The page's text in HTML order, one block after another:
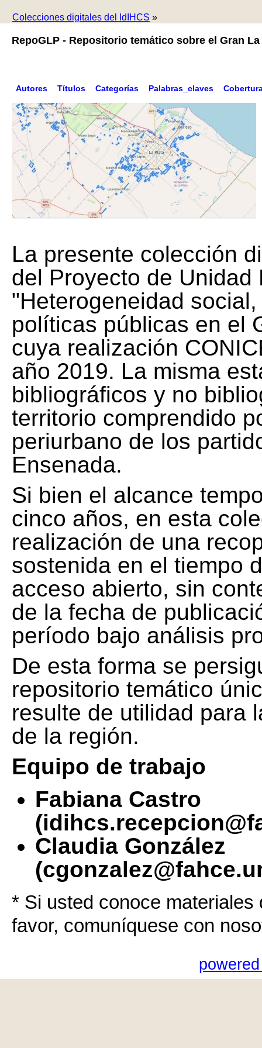
Colecciones digitales del IdIHCS »
RepoGLP - Repositorio temático sobre el Gran La
Autores Títulos Categorías Palabras_claves
La presente colección
del Proyecto de Unidad
"Heterogeneidad
políticas públicas en el
cuya realización
año 2019. La misma
bibliográficos y no
territorio comprendido
periurbano de los
Ensenada.
Si bien el alcance
cinco años, en esta
realización de una
sostenida en el tiempo
acceso abierto, sin
de la fecha de
período bajo análisis
De esta forma se
repositorio temático
resulte de utilidad para
de la región.
Equipo de trabajo
Fabiana Castro
Claudia González
* Si usted conoce
favor, comuníquese con